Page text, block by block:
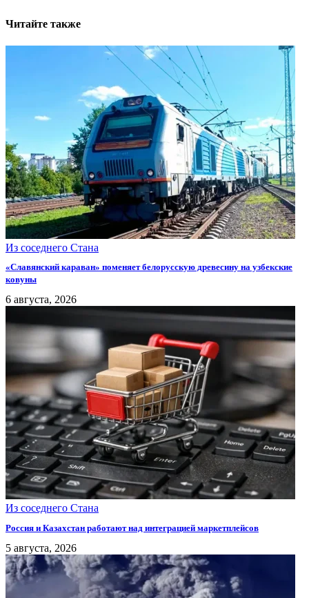
Читайте также
Из соседнего Стана
«Славянский караван» поменяет белорусскую древесину на узбекские
ковуны
6 августа, 2026
Из соседнего Стана
Россия и Казахстан работают над интеграцией маркетплейсов
5 августа, 2026